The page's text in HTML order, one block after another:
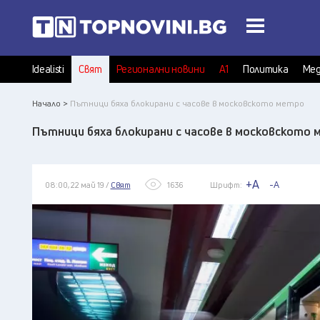
Idealisti Свят Регионални новини А1 Политика
Начало > Пътници бяха блокирани с часове в московското метро
Пътници бяха блокирани с часове в московското
08:00, 22 май 19 / Свят 1636 Шрифт: +A -A